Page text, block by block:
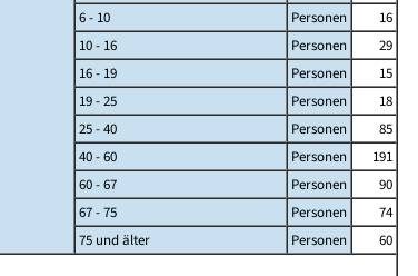
6 - 10
Personen
16
10 - 16
Personen
29
16 - 19
Personen
15
19 - 25
Personen
18
25 - 40
Personen
85
40 - 60
Personen
191
60 - 67
Personen
90
67 - 75
Personen
74
75 und älter
Personen
60